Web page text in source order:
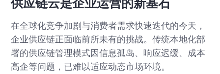
在全球化竞争加剧与消费者需求快速迭代的今天，
企业供应链正面临前所未有的挑战。传统本地化部
署的供应链管理模式因信息孤岛、响应迟缓、成本
高企等问题，已难以适应动态市场环境。